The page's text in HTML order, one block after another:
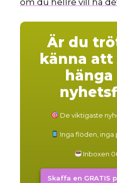
om du hellre vill ha
Är du
känna att
hänga
De viktigaste
Inga flöden, inga
Inboxen
Skaffa en GRATIS